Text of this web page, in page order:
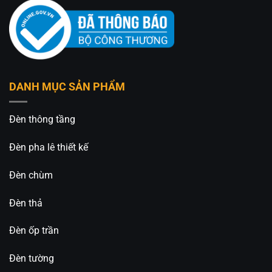
hoàn toàn cảm xúc tổng thể của căn phòng.
Ánh Sáng Dịu Nhẹ, Dễ Chịu
Đèn sử dụng tone ánh sáng vàng giúp hạn chế
hoạt vào buổi tối. Đây là loại ánh sáng được nhiều
kiến trúc sư ưu tiên sử dụng trong thiết kế nội thất
cao cấp.
Chất Liệu Gỗ Bền Đẹp Theo Thời Gian
chế cong vênh và có độ bền cao. Bề mặt được xử
lý kỹ lưỡng giúp giữ màu đẹp theo thời gian và dễ
Hiện nay, các mẫu đèn gỗ trang trí mang phong
DANH MỤC SẢN PHẨM
Đèn thông tầng
Đèn pha lê thiết kế
Đèn chùm
Đèn thả
Đèn ốp trần
Đèn tường